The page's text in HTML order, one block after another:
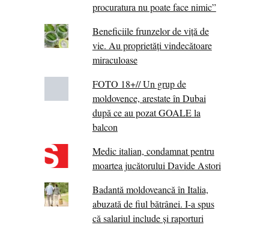
procuratura nu poate face nimic”
Beneficiile frunzelor de viță de
vie. Au proprietăţi vindecătoare
miraculoase
FOTO 18+// Un grup de
moldovence, arestate în Dubai
după ce au pozat GOALE la
balcon